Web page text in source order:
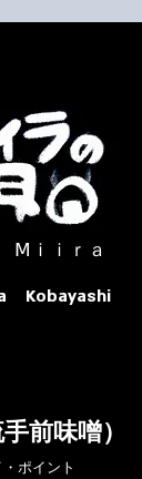
ｉｉｒａ​
前味噌）
ポイント